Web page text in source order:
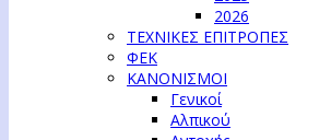
2026
ΤΕΧΝΙΚΕΣ ΕΠΙΤΡΟΠΕΣ
ΦΕΚ
ΚΑΝΟΝΙΣΜΟΙ
Γενικοί
Αλπικού